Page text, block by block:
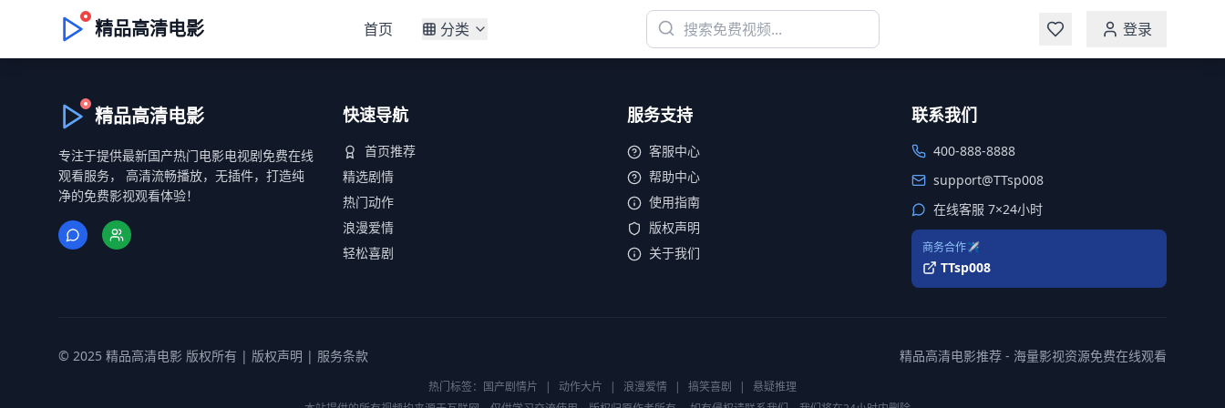
精品高清电影 首页 分类 登录
精品高清电影
专注于提供最新国产热门电影电视剧免费在线
观看服务， 高清流畅播放，无插件，打造纯
净的免费影视观看体验！
快速导航
首页推荐
精选剧情
热门动作
浪漫爱情
轻松喜剧
服务支持
客服中心
帮助中心
使用指南
版权声明
关于我们
联系我们
400-888-8888
support@TTsp008
在线客服 7×24小时
商务合作✈️
TTsp008
© 2025 精品高清电影 版权所有 | 版权声明 | 服务条款 精品高清电影推荐 - 海量影视资源免费在线观看
热门标签： 国产剧情片 | 动作大片 | 浪漫爱情 | 搞笑喜剧 |
悬疑推理